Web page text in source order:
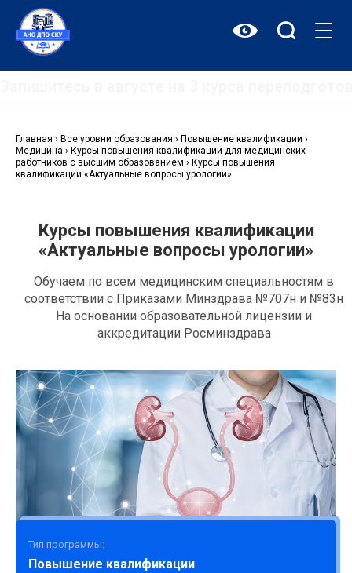
Перейти
содержимому
Главная › Все уровни образования › Повышение квалификации ›
Медицина › Курсы повышения квалификации для медицинских
работников с высшим образованием › Курсы повышения
квалификации «Актуальные вопросы урологии»
Курсы повышения квалификации
«Актуальные вопросы урологии»
Обучаем по всем медицинским специальностям в
соответствии с Приказами Минздрава №707н и №83н
На основании образовательной лицензии и
аккредитации Росминздрава
Тип программы:
Повышение квалификации